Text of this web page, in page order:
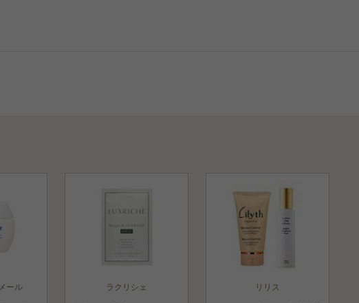
ール ラクリシェ リリス